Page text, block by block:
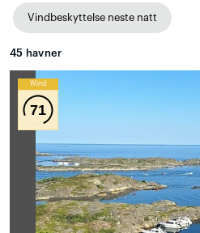
Vindbeskyttelse neste natt
45 havner
Wind
71